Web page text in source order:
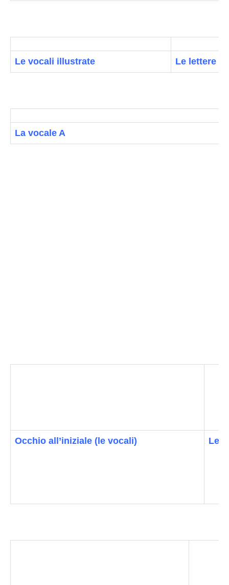
Le vocali illustrate Le lettere
La vocale A
Occhio all’iniziale (le vocali) Le